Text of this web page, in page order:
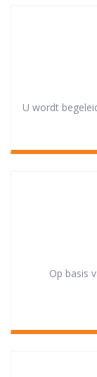
U wordt
Op basis